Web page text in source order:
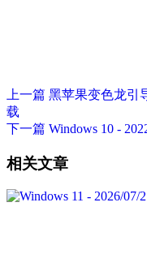
上一篇 黑苹果变色龙引
载
下一篇 Windows 10 -
相关文章